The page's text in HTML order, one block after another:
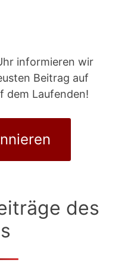
informieren wir
Beitrag auf
dem Laufenden!
des